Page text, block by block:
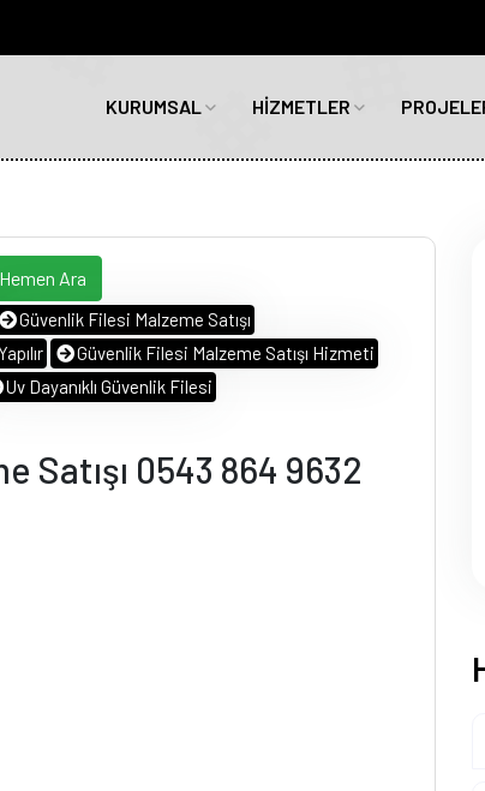
KURUMSAL HİZMETLER
Ara
Güvenlik Filesi Malzeme Satışı
Güvenlik Filesi Malzeme Satışı Hizmeti
Uv Dayanıklı Güvenlik Filesi
Satışı 0543 864 9632